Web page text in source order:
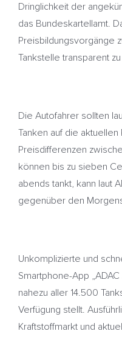
Dringlichkeit der
das Bundeskartellamt.
Preisbildungsvorgänge
Tankstelle transparent
Die Autofahrer sollten
Tanken auf die
Preisdifferenzen
können bis zu sieben
abends tankt, kann laut
gegenüber den
Unkomplizierte und
Smartphone-App
nahezu aller 14.500
Verfügung stellt.
Kraftstoffmarkt und